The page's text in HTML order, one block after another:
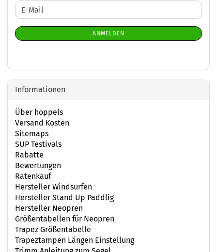
WEITER
ZUR
NEWSLETTER-
ANMELDUNG
E-
Mail
ANMELDEN
Informationen
Über hoppels
Versand Kosten
Sitemaps
SUP Testivals
Rabatte
Bewertungen
Ratenkauf
Hersteller Windsurfen
Hersteller Stand Up Paddlig
Hersteller Neopren
Größentabellen für Neopren
Trapez Größentabelle
Trapeztampen Längen Einstellung